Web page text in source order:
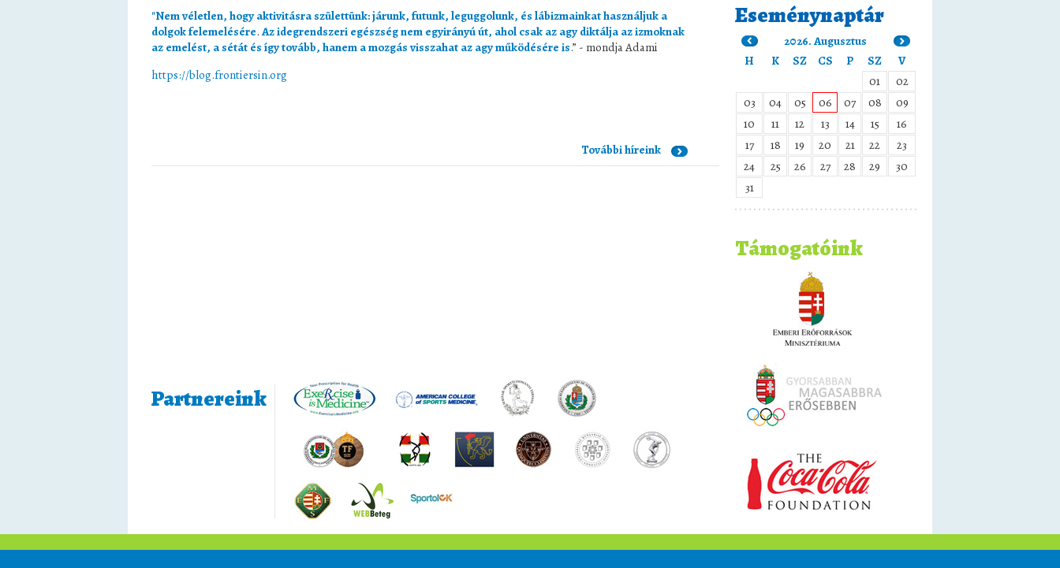
"Nem véletlen, hogy aktivitásra születtünk: járunk, futunk, leguggolunk, és lábizmainkat használjuk a
dolgok felemelésére.Az idegrendszeri egészség nem egyirányú út, ahol csak az agy diktálja az izmoknak
az emelést, a sétát és így tovább, hanem a mozgás visszahat az agy működésére is.” - mondja Adami
https://blog.frontiersin.org
További híreink
Eseménynaptár
2026. Augusztus
H
K SZ CS P SZ
V
01
02
03
04 05 06 07 08
09
10
11 12 13 14 15
16
17
18 19 20 21 22
23
24
25 26 27 28 29
30
31
Támogatóink
Partnereink